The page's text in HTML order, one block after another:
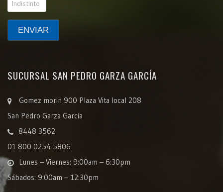
SUCURSAL SAN PEDRO GARZA GARCÍA
Gomez morin 900 Plaza Vita local 208
San Pedro Garza García
8448 3562
01 800 0254 5806
Lunes – Viernes: 9:00am – 6:30pm
Sábados: 9:00am – 12:30pm